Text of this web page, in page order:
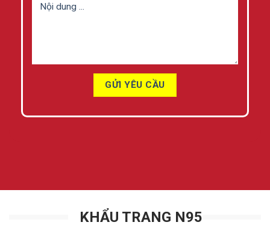
KHẨU TRANG N95